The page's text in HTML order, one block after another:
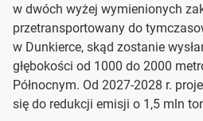
w dwóch wyżej wymienionych
przetransportowany do
w Dunkierce, skąd zostanie
głębokości od 1000 do 2000
Północnym. Od 2027-2028 r.
się do redukcji emisji o 1,5 mln